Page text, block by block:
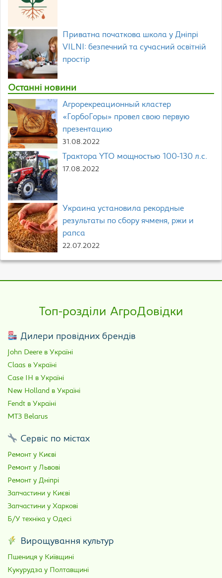
Приватна початкова школа у Дніпрі
VILNI: безпечний та сучасний освітній
простір
Останні новини
Агрорекреационный кластер
«ГорбоГоры» провел свою первую
презентацию
31.08.2022
Трактора YTO мощностью 100-130 л.с.
17.08.2022
Украина установила рекордные
результаты по сбору ячменя, ржи и
рапса
22.07.2022
Топ-розділи АгроДовідки
Дилери провідних брендів
John Deere в Україні
Claas в Україні
Case IH в Україні
New Holland в Україні
Fendt в Україні
МТЗ Belarus
Сервіс по містах
Ремонт у Києві
Ремонт у Львові
Ремонт у Дніпрі
Запчастини у Києві
Запчастини у Харкові
Б/У техніка у Одесі
Вирощування культур
Пшениця у Київщині
Кукурудза у Полтавщині